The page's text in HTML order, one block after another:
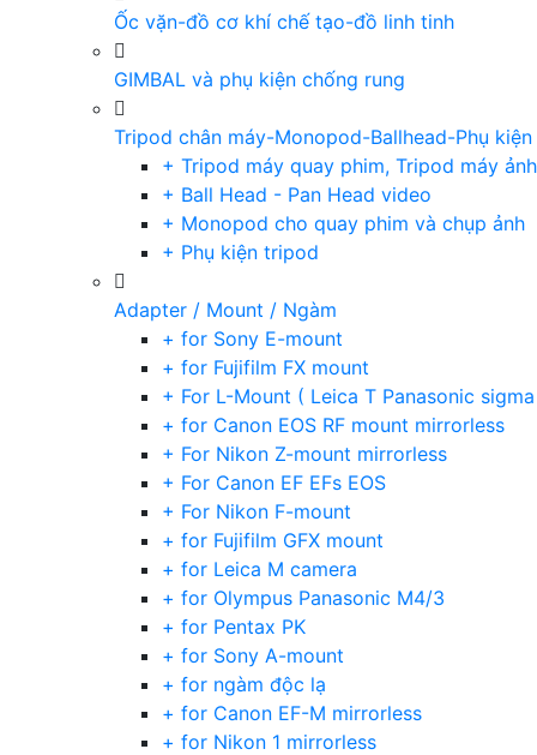
Ốc vặn-đồ cơ khí chế tạo-đồ linh tinh
GIMBAL và phụ kiện chống rung
Tripod chân máy-Monopod-Ballhead-Phụ kiện
+ Tripod máy quay phim, Tripod máy
+ Ball Head - Pan Head video
+ Monopod cho quay phim và chụp ảnh
+ Phụ kiện tripod
Adapter / Mount / Ngàm
+ for Sony E-mount
+ for Fujifilm FX mount
+ For L-Mount ( Leica T Panasonic
+ for Canon EOS RF mount mirrorless
+ For Nikon Z-mount mirrorless
+ For Canon EF EFs EOS
+ For Nikon F-mount
+ for Fujifilm GFX mount
+ for Leica M camera
+ for Olympus Panasonic M4/3
+ for Pentax PK
+ for Sony A-mount
+ for ngàm độc lạ
+ for Canon EF-M mirrorless
+ for Nikon 1 mirrorless